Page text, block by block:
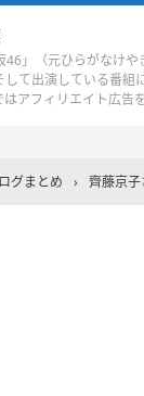
46」（元ひらがなけや
て出演している番組
アフィリエイト広告
グまとめ › 齊藤京子